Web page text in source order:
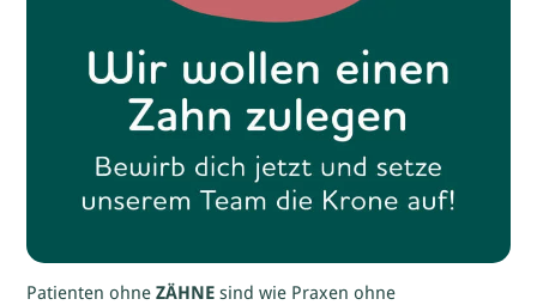
Patienten ohneZÄHNE sind wie Praxen ohne